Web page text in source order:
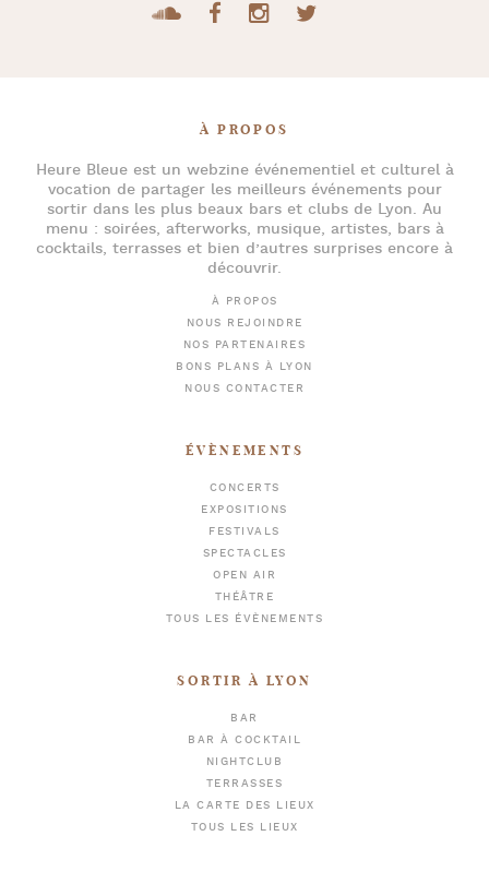
À PROPOS
Heure Bleueest un webzine événementiel et culturel à
vocation de partager les meilleurs événements pour
sortir dans les plus beaux bars et clubs de Lyon. Au
menu : soirées, afterworks, musique, artistes, bars à
cocktails, terrasses et bien d’autres surprises encore à
découvrir.
À PROPOS
NOUS REJOINDRE
NOS PARTENAIRES
BONS PLANS À LYON
NOUS CONTACTER
ÉVÈNEMENTS
CONCERTS
EXPOSITIONS
FESTIVALS
SPECTACLES
OPEN AIR
THÉÂTRE
TOUS LES ÉVÈNEMENTS
SORTIR À LYON
BAR
BAR À COCKTAIL
NIGHTCLUB
TERRASSES
LA CARTE DES LIEUX
TOUS LES LIEUX